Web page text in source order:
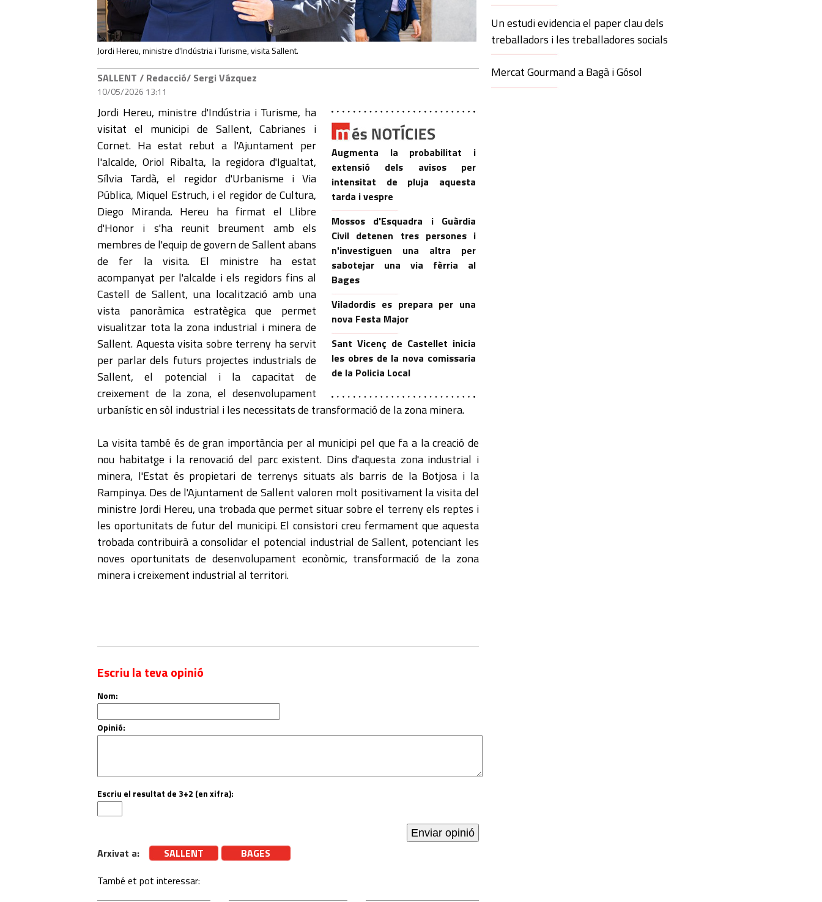
Jordi Hereu, ministre d'Indústria i Turisme, visita Sallent.
SALLENT / Redacció/ Sergi Vázquez
10/05/2026 13:11
Augmenta la probabilitat i
extensió dels avisos per
intensitat de pluja aquesta
tarda i vespre
Mossos d'Esquadra i Guàrdia
Civil detenen tres persones i
n'investiguen una altra per
sabotejar una via fèrria al
Bages
Viladordis es prepara per una
nova Festa Major
Sant Vicenç de Castellet inicia
les obres de la nova comissaria
de la Policia Local
Jordi Hereu, ministre d'Indústria i Turisme, ha
visitat el municipi de Sallent, Cabrianes i
Cornet. Ha estat rebut a l'Ajuntament per
l'alcalde, Oriol Ribalta, la regidora d'Igualtat,
Sílvia Tardà, el regidor d'Urbanisme i Via
Pública, Miquel Estruch, i el regidor de Cultura,
Diego Miranda. Hereu ha firmat el Llibre
d'Honor i s'ha reunit breument amb els
membres de l'equip de govern de Sallent abans
de fer la visita. El ministre ha estat
acompanyat per l'alcalde i els regidors fins al
Castell de Sallent, una localització amb una
vista panoràmica estratègica que permet
visualitzar tota la zona industrial i minera de
Sallent. Aquesta visita sobre terreny ha servit
per parlar dels futurs projectes industrials de
Sallent, el potencial i la capacitat de
creixement de la zona, el desenvolupament
urbanístic en sòl industrial i les necessitats de transformació de la zona minera.
La visita també és de gran importància per al municipi pel que fa a la creació de
nou habitatge i la renovació del parc existent. Dins d'aquesta zona industrial i
minera, l'Estat és propietari de terrenys situats als barris de la Botjosa i la
Rampinya. Des de l'Ajuntament de Sallent valoren molt positivament la visita del
ministre Jordi Hereu, una trobada que permet situar sobre el terreny els reptes i
les oportunitats de futur del municipi. El consistori creu fermament que aquesta
trobada contribuirà a consolidar el potencial industrial de Sallent, potenciant les
noves oportunitats de desenvolupament econòmic, transformació de la zona
minera i creixement industrial al territori.
Escriu la teva opinió
Nom:
Opinió:
Escriu el resultat de 3+2 (en xifra):
Arxivat a: SALLENT
BAGES
També et pot interessar:
Un estudi evidencia el paper clau dels
treballadors i les treballadores socials
Mercat Gourmand a Bagà i Gósol